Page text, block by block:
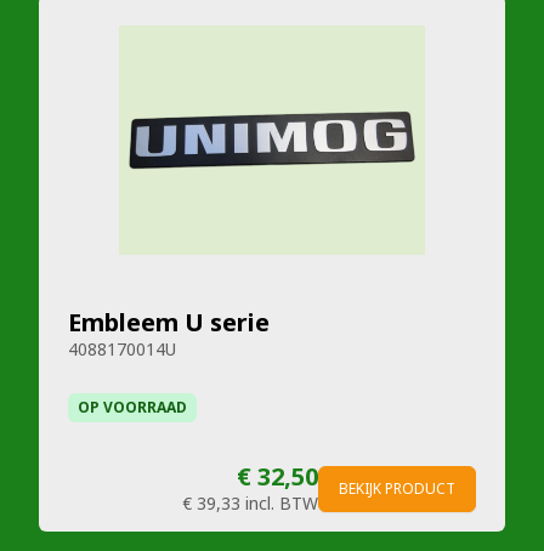
Embleem U serie
4088170014U
OP VOORRAAD
€ 32,50
€ 39,33 incl. BTW
BEKIJK PRODUCT